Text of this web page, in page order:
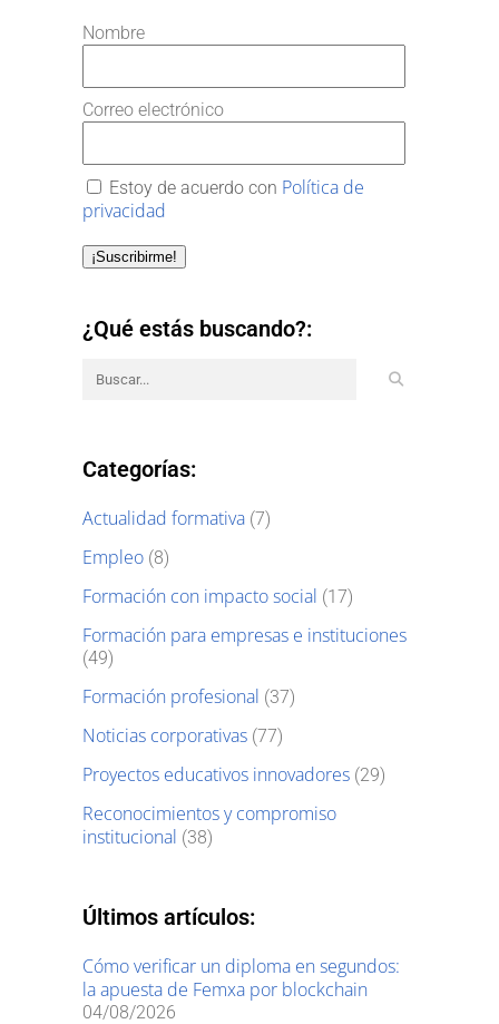
Nombre
Correo electrónico
Estoy de acuerdo con Política de
privacidad
¡Suscribirme!
¿Qué estás buscando?:
Categorías:
Actualidad formativa (7)
Empleo (8)
Formación con impacto social (17)
Formación para empresas e instituciones
(49)
Formación profesional (37)
Noticias corporativas (77)
Proyectos educativos innovadores (29)
Reconocimientos y compromiso
institucional (38)
Últimos artículos:
Cómo verificar un diploma en segundos:
la apuesta de Femxa por blockchain
04/08/2026